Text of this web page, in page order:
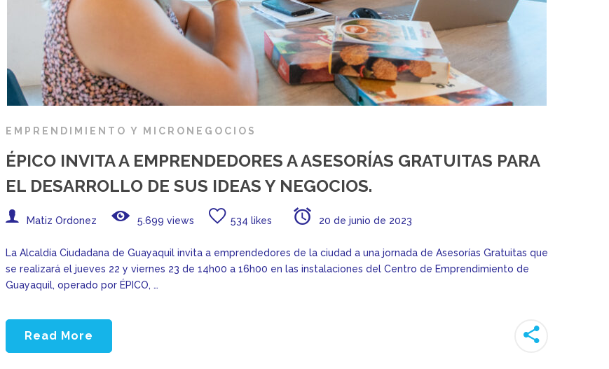
EMPRENDIMIENTO Y MICRONEGOCIOS
ÉPICO INVITA A EMPRENDEDORES A ASESORÍAS GRATUITAS PARA
EL DESARROLLO DE SUS IDEAS Y NEGOCIOS.
Matiz Ordonez 5.699 views 534 likes 20 de junio de 2023
La Alcaldía Ciudadana de Guayaquil invita a emprendedores de la ciudad a una jornada de Asesorías Gratuitas que
se realizará el jueves 22 y viernes 23 de 14h00 a 16h00 en las instalaciones del Centro de Emprendimiento de
Guayaquil, operado por ÉPICO, …
Read More